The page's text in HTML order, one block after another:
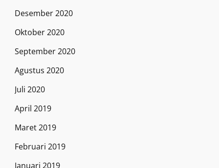
Desember 2020
Oktober 2020
September 2020
Agustus 2020
Juli 2020
April 2019
Maret 2019
Februari 2019
Januari 2019